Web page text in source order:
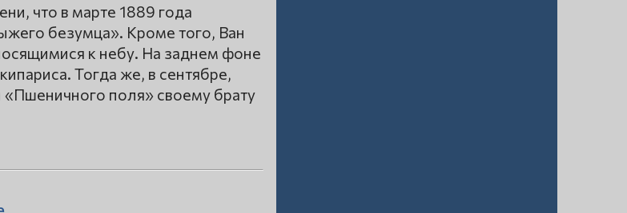
что в марте 1889 года
безумца». Кроме того, Ван
к небу. На заднем фоне
Тогда же, в сентябре,
«Пшеничного поля» своему брату